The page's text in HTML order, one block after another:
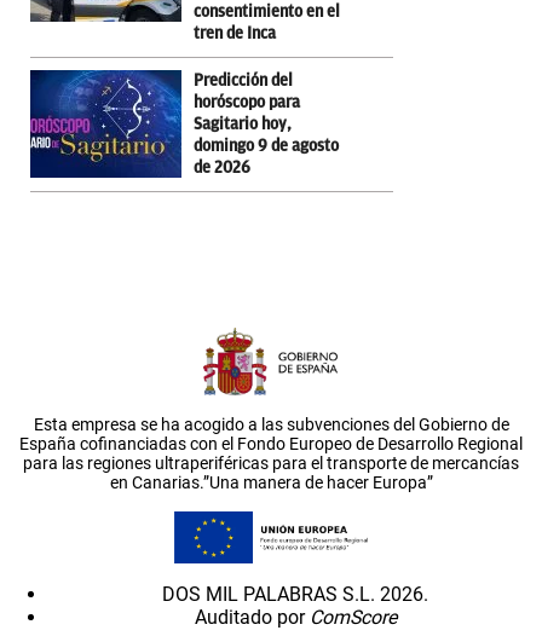
consentimiento en el
tren de Inca
Predicción del
horóscopo para
Sagitario hoy,
domingo 9 de agosto
de 2026
Esta empresa se ha acogido a las subvenciones del Gobierno de
España cofinanciadas con el Fondo Europeo de Desarrollo Regional
para las regiones ultraperiféricas para el transporte de mercancías
en Canarias.”Una manera de hacer Europa”
DOS MIL PALABRAS S.L. 2026.
Auditado por ComScore